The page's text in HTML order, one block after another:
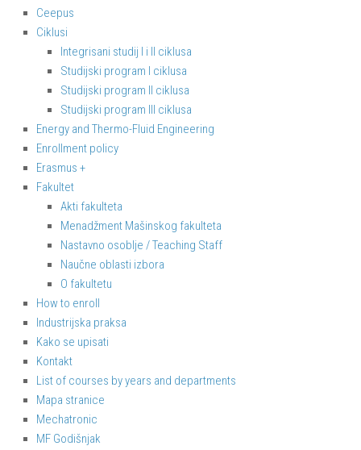
Ceepus
Ciklusi
Integrisani studij I i II ciklusa
Studijski program I ciklusa
Studijski program II ciklusa
Studijski program III ciklusa
Energy and Thermo-Fluid Engineering
Enrollment policy
Erasmus +
Fakultet
Akti fakulteta
Menadžment Mašinskog fakulteta
Nastavno osoblje / Teaching Staff
Naučne oblasti izbora
O fakultetu
How to enroll
Industrijska praksa
Kako se upisati
Kontakt
List of courses by years and departments
Mapa stranice
Mechatronic
MF Godišnjak